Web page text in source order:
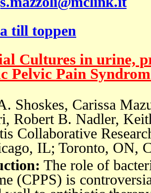
till toppen
Cultures in urine,
Pelvic Pain
Shoskes, Carissa
Robert B. Nadler,
Collaborative
IL; Toronto, ON,
The role of
(CPPS) is